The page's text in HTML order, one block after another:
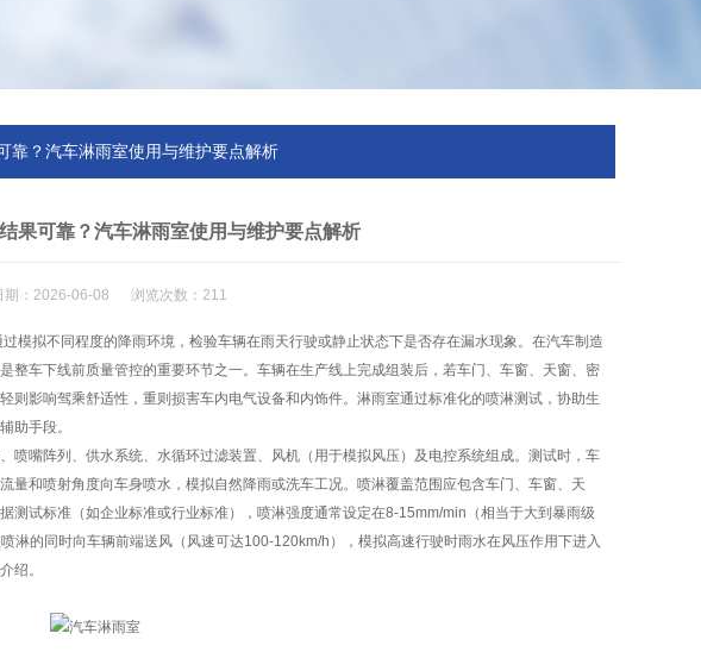
靠？汽车淋雨室使用与维护要点解析
果可靠？汽车淋雨室使用与维护要点解析
期：2026-06-08 浏览次数：211
拟不同程度的降雨环境，检验车辆在雨天行驶或静止状态下是否存在漏水现象。在汽车制造
整车下线前质量管控的重要环节之一。车辆在生产线上完成组装后，若车门、车窗、天窗、密
则影响驾乘舒适性，重则损害车内电气设备和内饰件。淋雨室通过标准化的喷淋测试，协助生
助手段。
嘴阵列、供水系统、水循环过滤装置、风机（用于模拟风压）及电控系统组成。测试时，车
量和喷射角度向车身喷水，模拟自然降雨或洗车工况。喷淋覆盖范围应包含车门、车窗、天
测试标准（如企业标准或行业标准），喷淋强度通常设定在8-15mm/min（相当于大到暴雨级
淋的同时向车辆前端送风（风速可达100-120km/h），模拟高速行驶时雨水在风压作用下进入
绍。